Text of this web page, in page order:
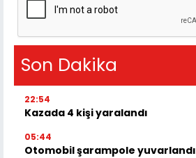
Son Dakika
22:54
Kazada 4 kişi yaralandı
05:44
Otomobil şarampole yuvarlandı